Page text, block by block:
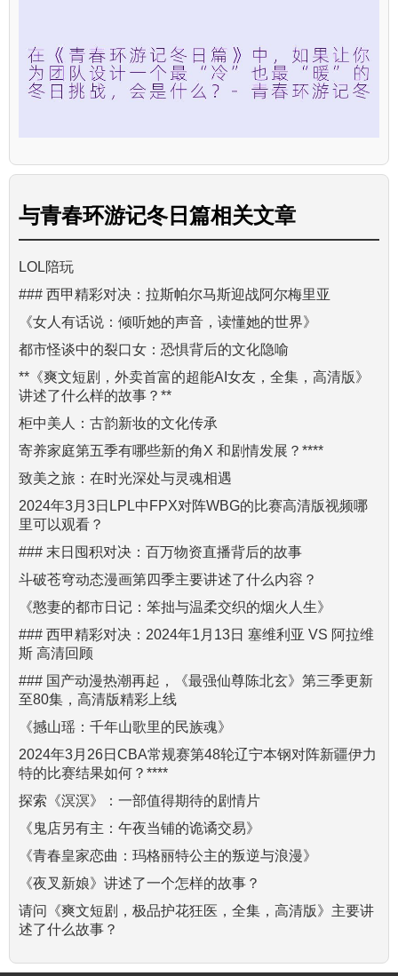
与青春环游记冬日篇相关文章
LOL陪玩
### 西甲精彩对决：拉斯帕尔马斯迎战阿尔梅里亚
《女人有话说：倾听她的声音，读懂她的世界》
都市怪谈中的裂口女：恐惧背后的文化隐喻
**《爽文短剧，外卖首富的超能AI女友，全集，高清版》
讲述了什么样的故事？**
柜中美人：古韵新妆的文化传承
寄养家庭第五季有哪些新的角X 和剧情发展？****
致美之旅：在时光深处与灵魂相遇
2024年3月3日LPL中FPX对阵WBG的比赛高清版视频哪
里可以观看？
### 末日囤积对决：百万物资直播背后的故事
斗破苍穹动态漫画第四季主要讲述了什么内容？
《憨妻的都市日记：笨拙与温柔交织的烟火人生》
### 西甲精彩对决：2024年1月13日 塞维利亚 VS 阿拉维
斯 高清回顾
### 国产动漫热潮再起，《最强仙尊陈北玄》第三季更新
至80集，高清版精彩上线
《撼山瑶：千年山歌里的民族魂》
2024年3月26日CBA常规赛第48轮辽宁本钢对阵新疆伊力
特的比赛结果如何？****
探索《溟溟》：一部值得期待的剧情片
《鬼店另有主：午夜当铺的诡谲交易》
《青春皇家恋曲：玛格丽特公主的叛逆与浪漫》
《夜叉新娘》讲述了一个怎样的故事？
请问《爽文短剧，极品护花狂医，全集，高清版》主要讲
述了什么故事？